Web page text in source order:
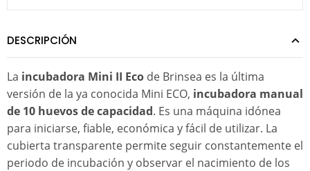
DESCRIPCIÓN
La incubadora Mini II Eco de Brinsea es la última
versión de la ya conocida Mini ECO, incubadora manual
de 10 huevos de capacidad. Es una máquina idónea
para iniciarse, fiable, económica y fácil de utilizar. La
cubierta transparente permite seguir constantemente el
periodo de incubación y observar el nacimiento de los